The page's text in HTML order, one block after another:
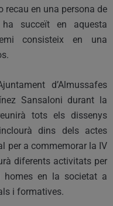
recau en una persona de
succeït en aquesta
consisteix en una
d’Almussafes
Sansaloni durant la
tots els dissenys
dins dels actes
per a commemorar la IV
diferents activitats per
homes en la societat a
i formatives.